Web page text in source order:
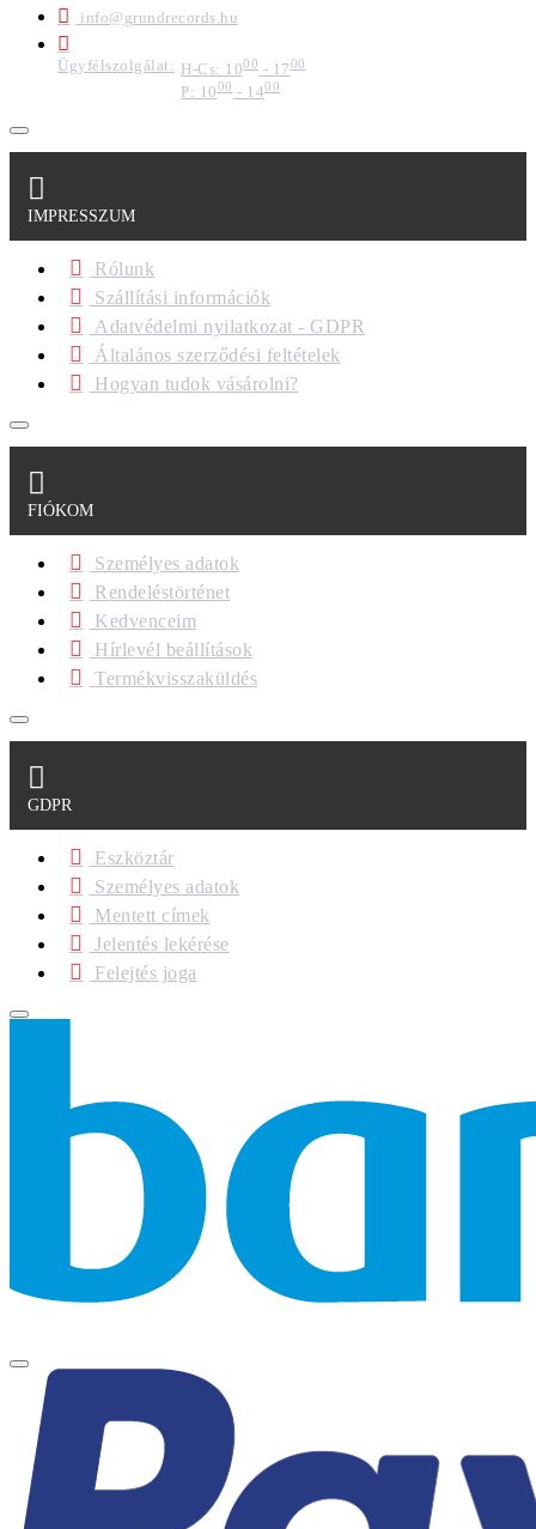
info@grundrecords.hu
Ügyfélszolgálat: H-Cs: 1000 - 1700
P: 1000- 1400
IMPRESSZUM
Rólunk
Szállítási információk
Adatvédelmi nyilatkozat - GDPR
Általános szerződési feltételek
Hogyan tudok vásárolni?
FIÓKOM
Személyes adatok
Rendeléstörténet
Kedvenceim
Hírlevél beállítások
Termékvisszaküldés
GDPR
Eszköztár
Személyes adatok
Mentett címek
Jelentés lekérése
Felejtés joga